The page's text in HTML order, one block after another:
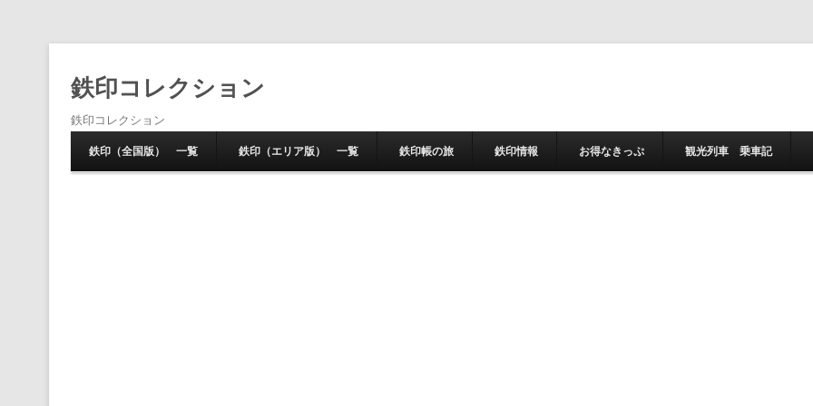
鉄印コレクション
鉄印コレクション
鉄印（全国版） 一覧 鉄印（エリア版） 一覧 鉄印帳の旅 鉄印情報 お得なきっぷ 観光列車 乗車記